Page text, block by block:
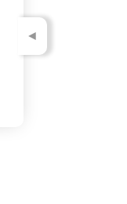
◄